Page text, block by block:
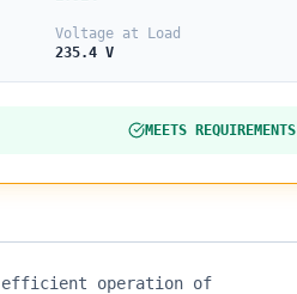
Voltage at Load
235.4 V
MEETS REQUIREMENTS
efficient operation of